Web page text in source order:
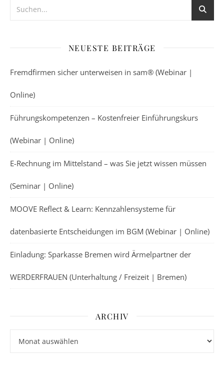
NEUESTE BEITRÄGE
Fremdfirmen sicher unterweisen in sam® (Webinar |
Online)
Führungskompetenzen – Kostenfreier Einführungskurs
(Webinar | Online)
E-Rechnung im Mittelstand – was Sie jetzt wissen müssen
(Seminar | Online)
MOOVE Reflect & Learn: Kennzahlensysteme für
datenbasierte Entscheidungen im BGM (Webinar | Online)
Einladung: Sparkasse Bremen wird Ärmelpartner der
WERDERFRAUEN (Unterhaltung / Freizeit | Bremen)
ARCHIV